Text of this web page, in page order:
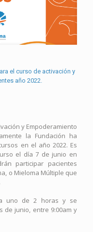
el curso de activación y
año 2022.
y Empoderamiento
la Fundación ha
en el año 2022. Es
el día 7 de junio en
participar pacientes
o Mieloma Múltiple que
uno de 2 horas y se
de junio, entre 9:00am y